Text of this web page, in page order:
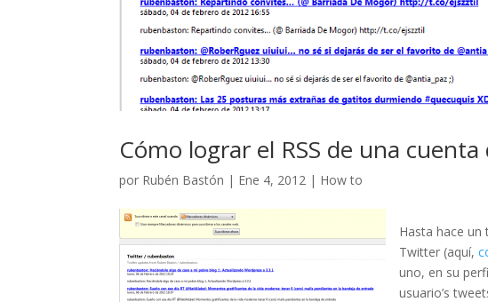
Cómo lograr el RSS de una
por Rubén Bastón | Ene 4, 2012 | How to
Hasta hace un
Twitter (aquí,
uno, en su
usuario’s